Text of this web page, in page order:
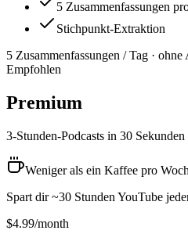
5 Zusammenfassungen
Stichpunkt-Extraktion
5 Zusammenfassungen / Tag ·
Empfohlen
Premium
3-Stunden-Podcasts in 30 Sekunden
Weniger als ein Kaffee pro
Spart dir ~30 Stunden YouTube
$4.99/month